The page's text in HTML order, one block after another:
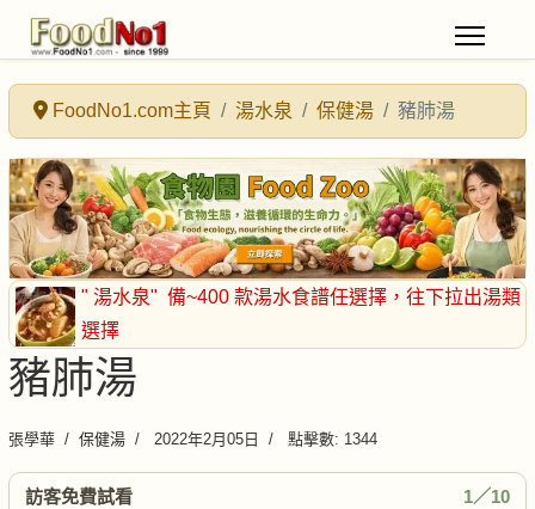
FoodNo1.com主頁 湯水泉 保健湯 豬肺湯
" 湯水泉" 備~400 款湯水食譜任選擇 ，往下拉出湯類
選擇
豬肺湯
張學華 保健湯 2022年2月05日 點擊數: 1344
訪客免費試看 1／10